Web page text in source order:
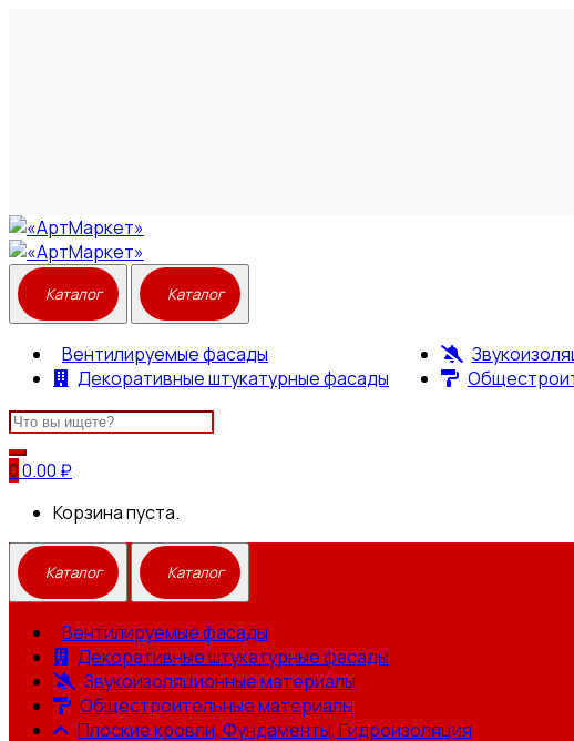
Вентилируемые фасады
Декоративные штукатурные фасады
Search
for:
00.00 ₽
Корзина пуста.
Вентилируемые фасады
Декоративные штукатурные фасады
Звукоизоляционные материалы
Общестроительные материалы
Плоские кровли, Фундаменты, Гидроизоляция